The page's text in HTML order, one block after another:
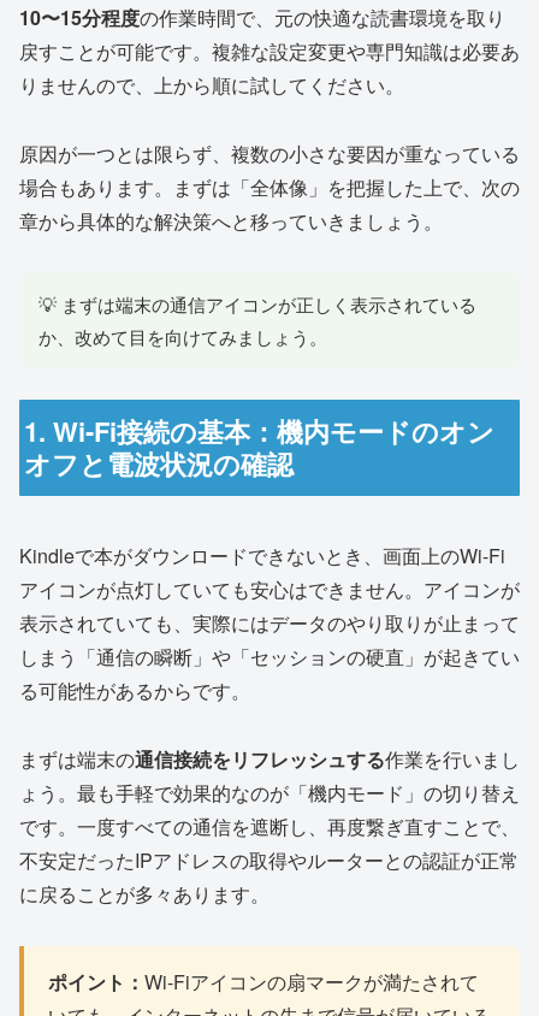
10〜15分程度の作業時間で、元の快適な読書環境を取り
戻すことが可能です。複雑な設定変更や専門知識は必要あ
りませんので、上から順に試してください。
原因が一つとは限らず、複数の小さな要因が重なっている
場合もあります。まずは「全体像」を把握した上で、次の
章から具体的な解決策へと移っていきましょう。
💡 まずは端末の通信アイコンが正しく表示されている
か、改めて目を向けてみましょう。
1. Wi-Fi接続の基本：機内モードのオン
オフと電波状況の確認
Kindleで本がダウンロードできないとき、画面上のWi-Fi
アイコンが点灯していても安心はできません。アイコンが
表示されていても、実際にはデータのやり取りが止まって
しまう「通信の瞬断」や「セッションの硬直」が起きてい
る可能性があるからです。
まずは端末の通信接続をリフレッシュする作業を行いまし
ょう。最も手軽で効果的なのが「機内モード」の切り替え
です。一度すべての通信を遮断し、再度繋ぎ直すことで、
不安定だったIPアドレスの取得やルーターとの認証が正常
に戻ることが多々あります。
ポイント： Wi-Fiアイコンの扇マークが満たされて